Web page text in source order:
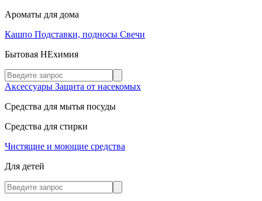
Ароматы для дома
Кашпо Подставки, подносы Свечи
Бытовая НЕхимия
Аксессуары Защита от насекомых
Средства для мытья посуды
Средства для стирки
Чистящие и моющие средства
Для детей